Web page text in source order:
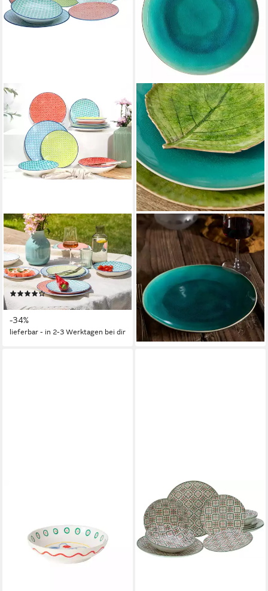
CREATABLE
Teller-Set Mediterran (12-tlg),
4 Personen, Steinzeug, Teller
Set, traditionelle, keramische
Motive
(1)
ab 91,99 € UVP 139,99 €
-34%
lieferbar - in 2-3 Werktagen bei dir
COSTA NOVA
Teller Riviera Azur, Costa
Nova, 27,1 cm, (1 St), ⌀ ca. 27
cm, Höhe ca. 2,8 cm
18,00 €
lieferbar - in 3-4 Werktagen bei dir